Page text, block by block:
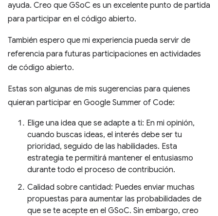
ayuda. Creo que GSoC es un excelente punto de partida
para participar en el código abierto.
También espero que mi experiencia pueda servir de
referencia para futuras participaciones en actividades
de código abierto.
Estas son algunas de mis sugerencias para quienes
quieran participar en Google Summer of Code:
Elige una idea que se adapte a ti: En mi opinión,
cuando buscas ideas, el interés debe ser tu
prioridad, seguido de las habilidades. Esta
estrategia te permitirá mantener el entusiasmo
durante todo el proceso de contribución.
Calidad sobre cantidad: Puedes enviar muchas
propuestas para aumentar las probabilidades de
que se te acepte en el GSoC. Sin embargo, creo